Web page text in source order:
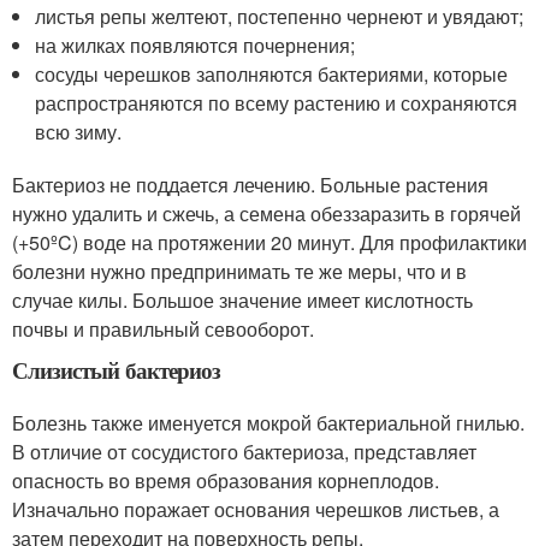
листья репы желтеют, постепенно чернеют и увядают;
на жилках появляются почернения;
сосуды черешков заполняются бактериями, которые
распространяются по всему растению и сохраняются
всю зиму.
Бактериоз не поддается лечению. Больные растения
нужно удалить и сжечь, а семена обеззаразить в горячей
(+50ºC) воде на протяжении 20 минут. Для профилактики
болезни нужно предпринимать те же меры, что и в
случае килы. Большое значение имеет кислотность
почвы и правильный севооборот.
Слизистый бактериоз
Болезнь также именуется мокрой бактериальной гнилью.
В отличие от сосудистого бактериоза, представляет
опасность во время образования корнеплодов.
Изначально поражает основания черешков листьев, а
затем переходит на поверхность репы.